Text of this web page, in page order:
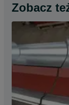
Zobacz